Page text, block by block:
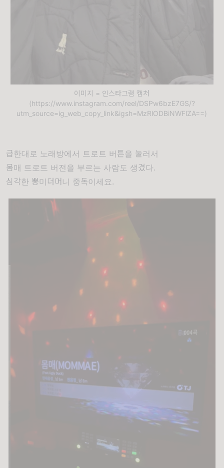
이미지 = 인스타그램 캡처
(https://www.instagram.com/reel/DSPw6bzE7GS/?
utm_source=ig_web_copy_link&igsh=MzRlODBiNWFlZA==)
급한대로 노래방에서 트로트 버튼을 눌러서
몸매 트로트 버전을 부르는 사람도 생겼다.
심각한 뽕미더머니 중독이세요.